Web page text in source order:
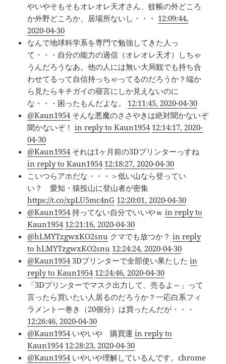
やいやそもそもオレオレ天才さん、蚊帳の外どころ
か外野どころか、居場所ないし・・・ 12:09:44,
2020-04-30
なんで地球科学系を専門で勉強してきた人っ
て・・・自分の能力の過信（オレオレ天才）しちゃ
うんだろうなあ。他の人には無い大局観でも持ち合
わせてるって自信持っちゃってるのだろうか？端か
ら見たらキチガイの寝言にしか見えないのに
な・・・困ったもんだよな。 12:11:45, 2020-04-30
@Kaun1954そんな悪魔のささやきは絶対聞かないぞ
聞かないぞ！in reply to Kaun1954 12:14:17, 2020-
04-30
@Kaun1954それは1ヶ月前の3Dプリンターっすね
in reply to Kaun1954 12:18:27, 2020-04-30
こいつらアホだな・・・＞低い山なら登ってい
い？ 愛知・猿投山に登山者が密集
https://t.co/xpLU5mc4nG 12:20:01, 2020-04-30
@Kaun1954持ってない自分でいいやｗin reply to
Kaun1954 12:21:16, 2020-04-30
@hLMYTzgwxKO2snu クマでも放つか？in reply
to hLMYTzgwxKO2snu 12:24:24, 2020-04-30
@Kaun19543Dプリンターで全部使い果たしたin
reply to Kaun1954 12:24:46, 2020-04-30
「3Dプリンターでマスク出力して、売るよ～」って
言ったら買いたい人居るのだろうか？一応白系フィ
ラメント一巻き（20個分）は買ったんだが・・・
12:26:46, 2020-04-30
@Kaun1954いやいや 購買運in reply to
Kaun1954 12:28:23, 2020-04-30
@Kaun1954いやいや理解しているんです。chrome